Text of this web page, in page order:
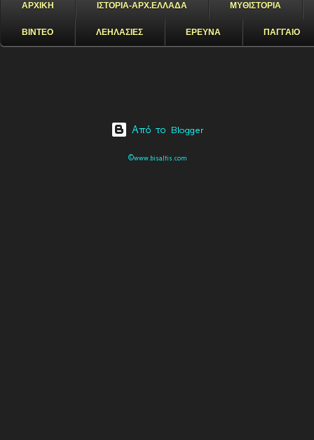
ΑΡΧΙΚΗ ΙΣΤΟΡΙΑ-ΑΡΧ.ΕΛΛΑΔΑ ΜΥΘΙΣΤΟΡΙΑ
ΒΙΝΤΕΟ ΛΕΗΛΑΣΙΕΣ ΕΡΕΥΝΑ ΠΑΓΓΑΙΟ
Από το Blogger
©www.bisaltis.com